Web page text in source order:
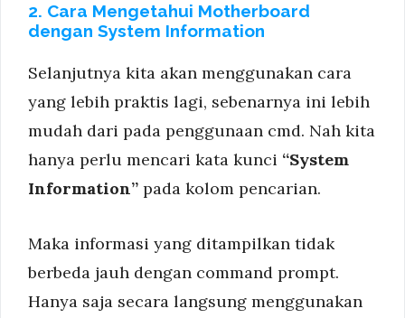
2. Cara Mengetahui Motherboard
dengan System Information
Selanjutnya kita akan menggunakan cara
yang lebih praktis lagi, sebenarnya ini lebih
mudah dari pada penggunaan cmd. Nah kita
hanya perlu mencari kata kunci “System
Information” pada kolom pencarian.
Maka informasi yang ditampilkan tidak
berbeda jauh dengan command prompt.
Hanya saja secara langsung menggunakan